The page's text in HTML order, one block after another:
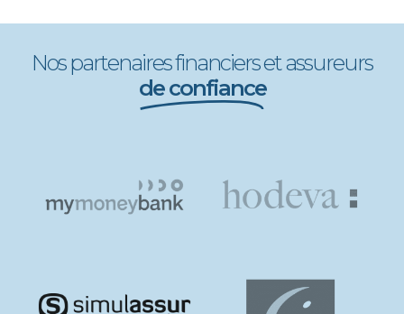
Nos partenaires financiers et assureurs
de confiance